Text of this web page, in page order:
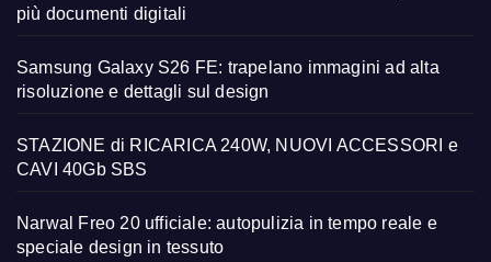
più documenti digitali
Samsung Galaxy S26 FE: trapelano immagini ad alta
risoluzione e dettagli sul design
STAZIONE di RICARICA 240W, NUOVI ACCESSORI e
CAVI 40Gb SBS
Narwal Freo 20 ufficiale: autopulizia in tempo reale e
speciale design in tessuto